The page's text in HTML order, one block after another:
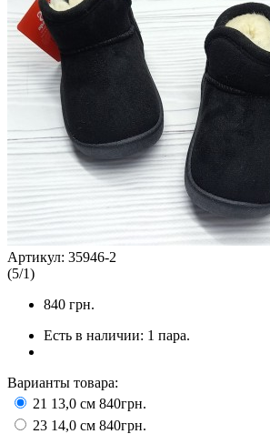
Артикул: 35946-2
(5/1)
840 грн.
Есть в наличии: 1 пара.
Варианты товара:
21 13,0 см 840грн.
23 14,0 см 840грн.